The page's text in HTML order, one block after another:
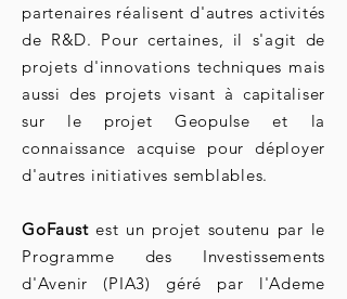
partenaires réalisent d'autres activités
de R&D. Pour certaines, il s'agit de
projets d'innovations techniques mais
aussi des projets visant à capitaliser
sur le projet Geopulse et la
connaissance acquise pour déployer
d'autres initiatives semblables.
GoFaust est un projet soutenu par le
Programme des Investissements
d'Avenir (PIA3) géré par l'Ademe